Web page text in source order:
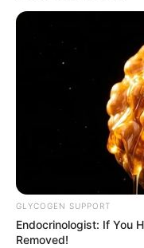
GLYCOGEN SUPPORT
Endocrinologist: If You
Removed!